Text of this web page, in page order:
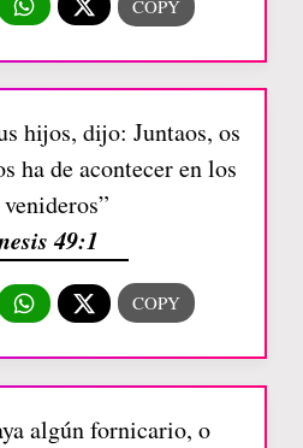
hijos, dijo: Juntaos, os
ha de acontecer en los
49:1
algún fornicario, o